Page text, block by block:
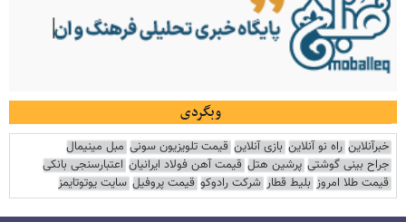
وبگردی
خبرآنلاین راه نو آنلاین بازی آنلاین قیمت تلویزیون سونی مبل مینیمال
جراح بینی گوشتی پرشین هتل قیمت آهن فولاد ایرانیان اعتبارسنجی بانکی
قیمت طلا امروز بلیط قطار شرکت رادوکو قیمت پروفیل سایت یوتوتایمز